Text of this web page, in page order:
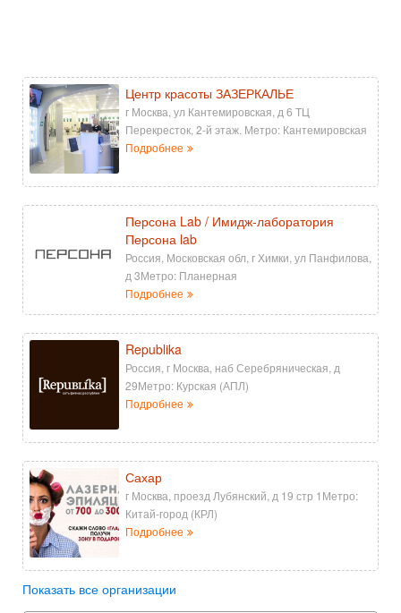
Центр красоты ЗАЗЕРКАЛЬЕ
г Москва, ул Кантемировская, д 6 ТЦ
Перекресток, 2-й этаж. Метро: Кантемировская
Подробнее
Персона Lab / Имидж-лаборатория
Персона lab
Россия, Московская обл, г Химки, ул Панфилова,
д 3Метро: Планерная
Подробнее
Republika
Россия, г Москва, наб Серебряническая, д
29Метро: Курская (АПЛ)
Подробнее
Сахар
г Москва, проезд Лубянский, д 19 стр 1Метро:
Китай-город (КРЛ)
Подробнее
Показать все организации